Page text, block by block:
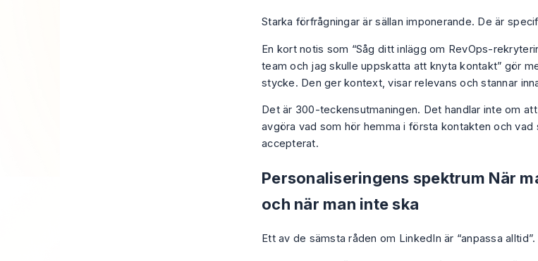
Starka förfrågningar är sällan imponerande. De är
En kort notis som “Såg ditt inlägg om RevOps-
team och jag skulle uppskatta att knyta kontakt” gör
stycke. Den ger kontext, visar relevans och stannar
Det är 300-teckensutmaningen. Det handlar inte om
avgöra vad som hör hemma i första kontakten och
accepterat.
Personaliseringens spektrum När
och när man inte ska
Ett av de sämsta råden om LinkedIn är “anpassa alltid”.